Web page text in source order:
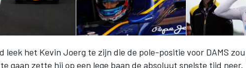
leek het Kevin Joerg te zijn die de pole-positie voor DAMS
gaan zette hij op een lege baan de absoluut snelste tijd